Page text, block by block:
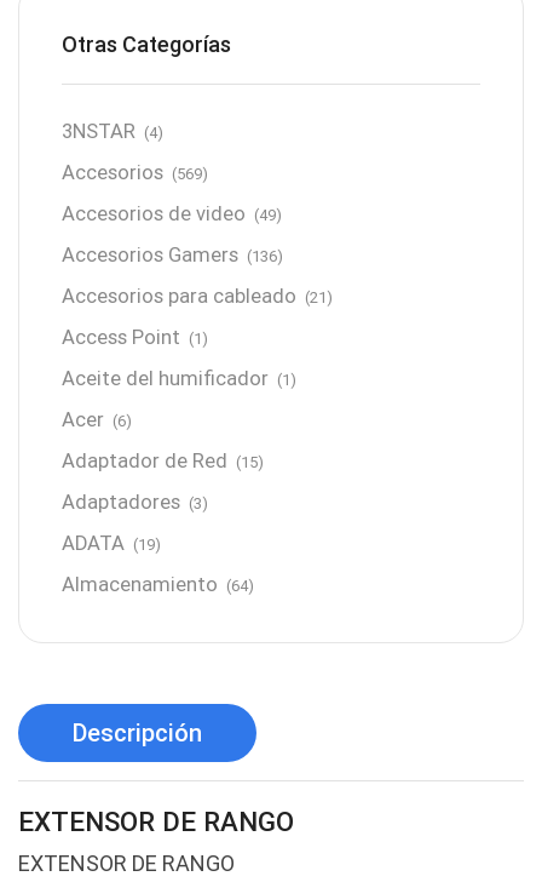
Otras Categorías
3NSTAR (4)
Accesorios (569)
Accesorios de video (49)
Accesorios Gamers (136)
Accesorios para cableado (21)
Access Point (1)
Aceite del humificador (1)
Acer (6)
Adaptador de Red (15)
Adaptadores (3)
ADATA (19)
Almacenamiento (64)
Antivirus (1)
Aro de luz
Audífonos (23)
Audífonos (12)
Descripción
EXTENSOR DE RANGO
EXTENSOR DE RANGO